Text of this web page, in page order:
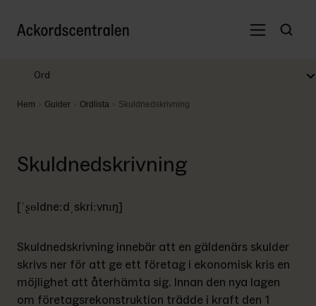
Hem Guider Ordlista Skuldnedskrivning
Ord
Skuldnedskrivning
[ˈʂɵldneːdˌskriːvnɪŋ]
Skuldnedskrivning innebär att en gäldenärs skulder
skrivs ner för att ge ett företag i ekonomisk kris en
möjlighet att återhämta sig. Innan den nya lagen
om företagsrekonstruktion trädde i kraft den 1